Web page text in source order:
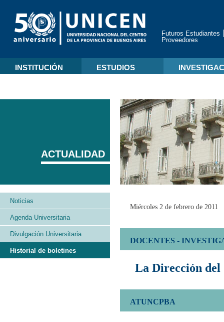
Futuros Estudiantes
Proveedores
INSTITUCIÓN ESTUDIOS
Miércoles 2 de febrero de 2011
DOCENTES -
La Dirección del
ATUNCPBA
ACTUALIDAD
Noticias
Agenda Universitaria
Divulgación Universitaria
Historial de boletines